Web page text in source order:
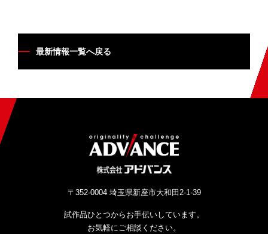
最新情報一覧へ戻る
〒352-0004 埼玉県新座市大和田2-1-39
試作品ひとつからお手伝いしています。
お気軽にご相談ください。